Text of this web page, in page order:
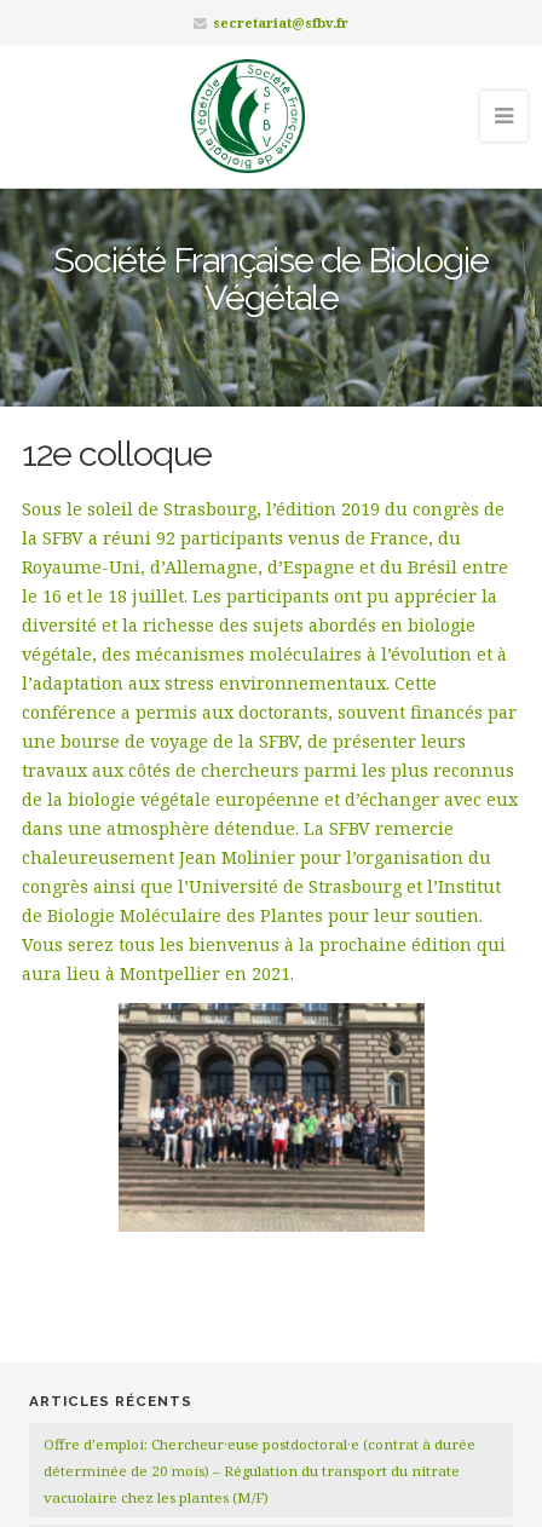
secretariat@sfbv.fr
Société Française de Biologie
Végétale
12e colloque
Sous le soleil de Strasbourg, l’édition 2019 du congrès de
la SFBV a réuni 92 participants venus de France, du
Royaume-Uni, d’Allemagne, d’Espagne et du Brésil entre
le 16 et le 18 juillet. Les participants ont pu apprécier la
diversité et la richesse des sujets abordés en biologie
végétale, des mécanismes moléculaires à l’évolution et à
l’adaptation aux stress environnementaux. Cette
conférence a permis aux doctorants, souvent financés par
une bourse de voyage de la SFBV, de présenter leurs
travaux aux côtés de chercheurs parmi les plus reconnus
de la biologie végétale européenne et d’échanger avec eux
dans une atmosphère détendue. La SFBV remercie
chaleureusement Jean Molinier pour l’organisation du
congrès ainsi que l’Université de Strasbourg et l’Institut
de Biologie Moléculaire des Plantes pour leur soutien.
Vous serez tous les bienvenus à la prochaine édition qui
aura lieu à Montpellier en 2021.
ARTICLES RÉCENTS
Offre d’emploi: Chercheur·euse postdoctoral·e (contrat à durée
déterminée de 20 mois) – Régulation du transport du nitrate
vacuolaire chez les plantes (M/F)